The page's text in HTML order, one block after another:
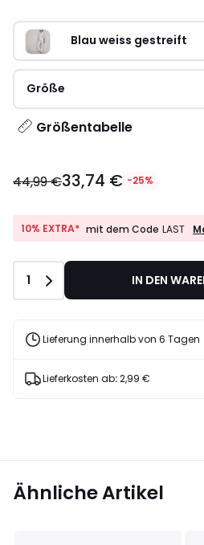
Blau weiss gestreift
Größe
Größentabelle
€
€
Rabatt
angewendet.
44,99 €33,74 € -25%
10% EXTRA* mit dem Code LAST
Anzahl
1 IN DEN
Lieferung innerhalb von 6 Tagen
Lieferkosten ab:2,99 €
Ähnliche Artikel